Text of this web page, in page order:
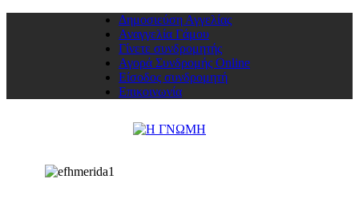
Δημοσιεύση Αγγελίας
Αναγγελία Γάμου
Γίνετε συνδρομητής
Αγορά Συνδρομής Online
Είσοδος συνδρομητή
Επικοινωνία